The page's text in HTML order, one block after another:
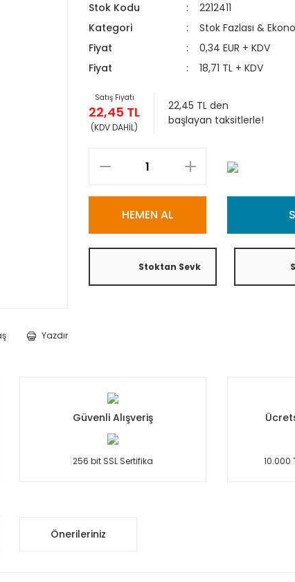
Yazdır
Stok Kodu
2212411
Kategori
Stok Fazlası &
Fiyat
0,34 EUR + KDV
Fiyat
18,71 TL + KDV
Satış Fiyatı
22,45 TL
(KDV DAHİL)
22,45 TL den
başlayan taksitlerle!
HEMEN AL
Stoktan Sevk
Güvenli Alışveriş
256 bit SSL Sertifika 10.000
Önerileriniz